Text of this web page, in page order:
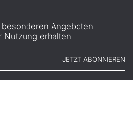
Angeboten
Nutzung erhalten
JETZT ABONNIEREN